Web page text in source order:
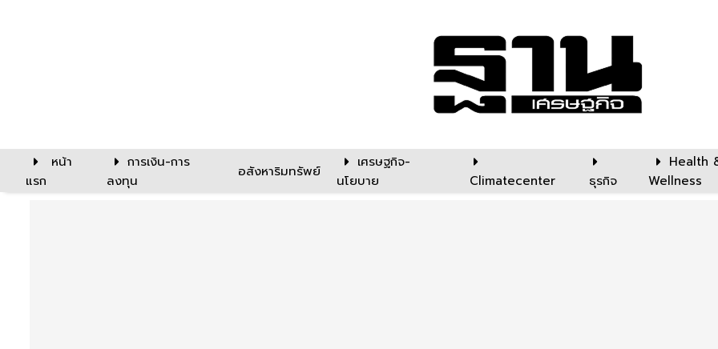
หน้า
แรก
การเงิน-การ
ลงทุน
อสังหาริมทรัพย์
เศรษฐกิจ-
นโยบาย
Climatecenter ธุรกิจ
Health
Wellness